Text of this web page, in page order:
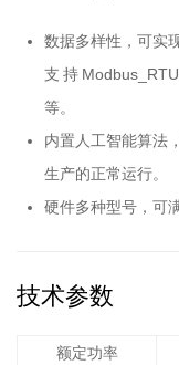
数据多样性，可实
支持
等。
内置人工智能算法
生产的正常运行。
硬件多种型号，可
技术参数
额定功率